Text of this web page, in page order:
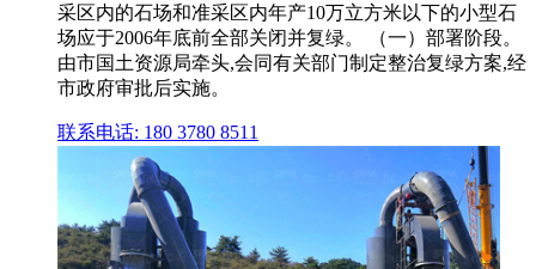
采区内的石场和准采区内年产10万立方米以下的小型石
场应于2006年底前全部关闭并复绿。 （一）部署阶段。
由市国土资源局牵头,会同有关部门制定整治复绿方案,经
市政府审批后实施。
联系电话: 180 3780 8511